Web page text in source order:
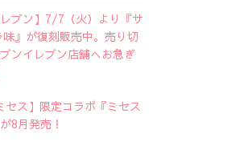
レブン】7/7（火）より『サ
味』が復刻販売中。売り切
ンイレブン店舗へお急ぎ
セス】限定コラボ『ミセス
8月発売！